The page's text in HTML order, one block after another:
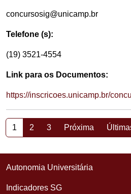
concursosig@unicamp.br
Telefone (s):
(19) 3521-4554
Link para os Documentos:
https://inscricoes.unicamp.br/
1 2 3 Próxima
Autonomia Universitária
Indicadores SG